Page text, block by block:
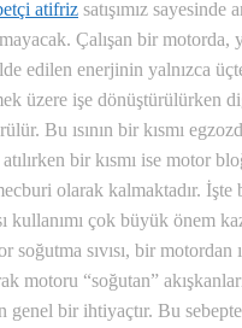
atifriz satışımız sayesinde
Çalışan bir motorda,
edilen enerjinin yalnızca
üzere işe dönüştürülürken
Bu ısının bir kısmı
atılırken bir kısmı ise motor
olarak kalmaktadır. İşte
kullanımı çok büyük önem
soğutma sıvısı, bir motordan
motoru “soğutan”
genel bir ihtiyaçtır. Bu